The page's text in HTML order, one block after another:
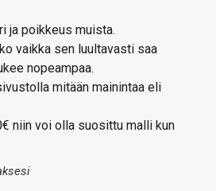
ja poikkeus muista.
vaikka sen luultavasti saa
nopeampaa.
mitään mainintaa eli
niin voi olla suosittu malli kun